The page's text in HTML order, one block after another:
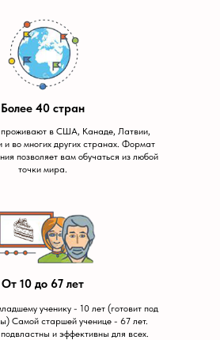
в США, Канаде, Латвии,
во многих других странах. Формат
позволяет вам обучаться из любой
точки мира.
Более 40 стран
ученику - 10 лет (готовит под
Самой старшей ученице - 67 лет.
и эффективны для всех.
От 10 до 67 лет